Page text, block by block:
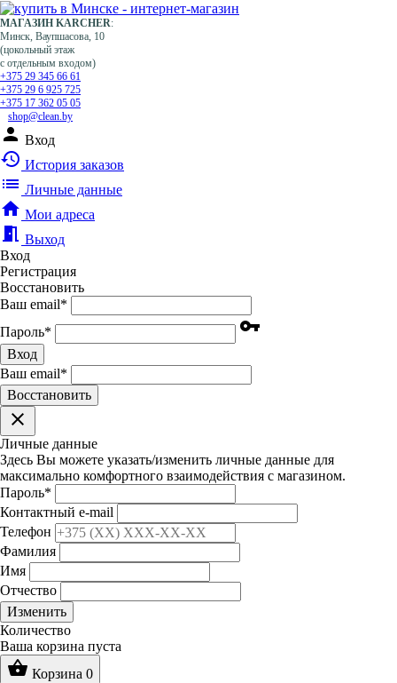
МАГАЗИН KARCHER:
Минск, Ваупшасова, 10
(цокольный этаж
с отдельным входом)
+375 29 345 66 61
+375 29 6 925 725
+375 17 362 05 05
shop@clean.by
person Вход
history История заказов
list Личные данные
home Мои адреса
meeting_room Выход
Вход
Регистрация
Восстановить
Ваш email*
Пароль* vpn_key
Вход
Ваш email*
Воcстановить
clear
Личные данные
Здесь Вы можете указать/изменить личные данные для
максимально комфортного взаимодействия с магазином.
Пароль*
Контактный e-mail
Телефон
Фамилия
Имя
Отчество
Изменить
Количество
Ваша корзина пуста
shopping_basket Корзина 0